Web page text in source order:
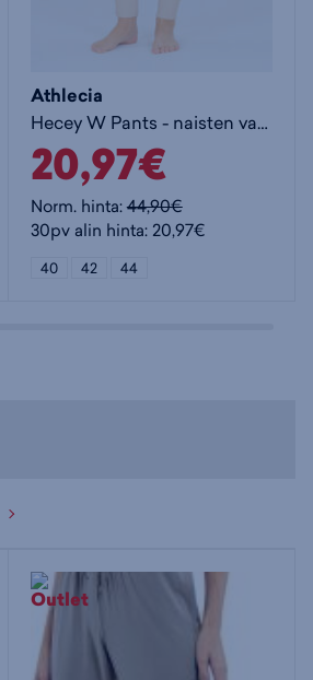
Athlecia
Hecey W Pants - naisten vapaa-ajan housut
20,97€
Norm. hinta:44,90€
30pv alin hinta: 20,97€
40 42 44